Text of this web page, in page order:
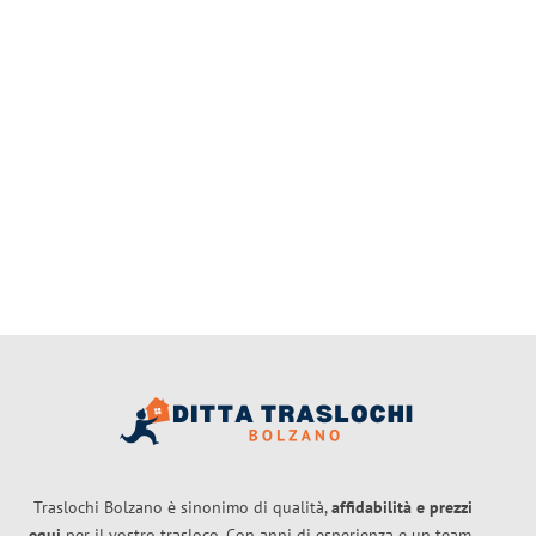
Traslochi Bolzano è sinonimo di qualità,affidabilità e prezzi